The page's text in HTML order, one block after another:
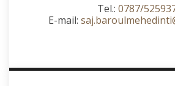
Tel.: 0787/
E-mail: